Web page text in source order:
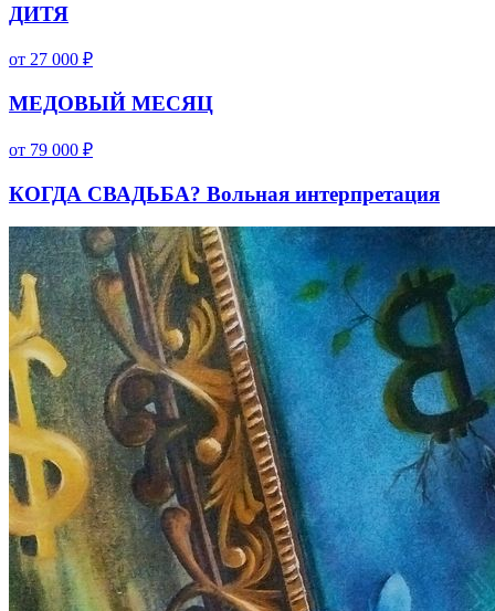
ДИТЯ
от 27 000 ₽
МЕДОВЫЙ МЕСЯЦ
от 79 000 ₽
КОГДА СВАДЬБА? Вольная интерпретация